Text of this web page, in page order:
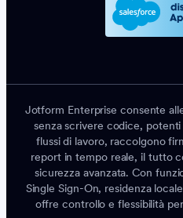
Jotform Enterprise consente
senza scrivere codice,
flussi di lavoro, raccolgono
report in tempo reale, il tutto
sicurezza avanzata. Con
Single Sign-On, residenza
offre controllo e flessibilità